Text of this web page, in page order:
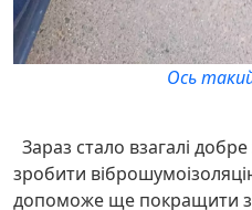
Ось
Зараз стало взагалі
зробити
допоможе ще покращити